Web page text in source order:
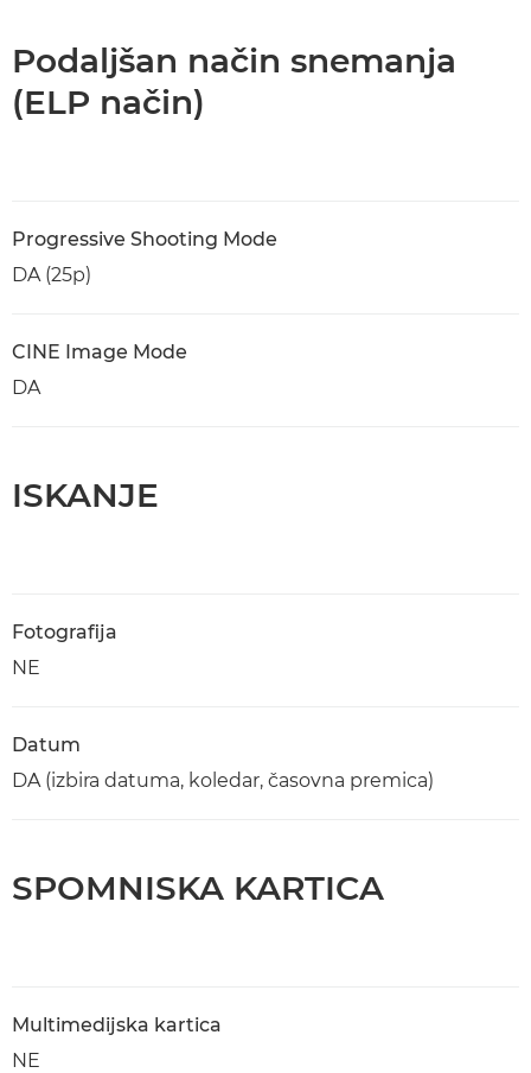
Podaljšan način snemanja
(ELP način)
Progressive Shooting Mode
DA (25p)
CINE Image Mode
DA
ISKANJE
Fotografija
NE
Datum
DA (izbira datuma, koledar, časovna premica)
SPOMNISKA KARTICA
Multimedijska kartica
NE